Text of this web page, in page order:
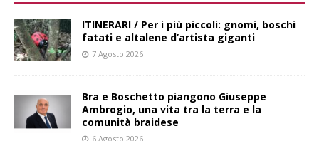
ITINERARI / Per i più piccoli: gnomi, boschi
fatati e altalene d’artista giganti
7 Agosto 2026
Bra e Boschetto piangono Giuseppe
Ambrogio, una vita tra la terra e la
comunità braidese
6 Agosto 2026